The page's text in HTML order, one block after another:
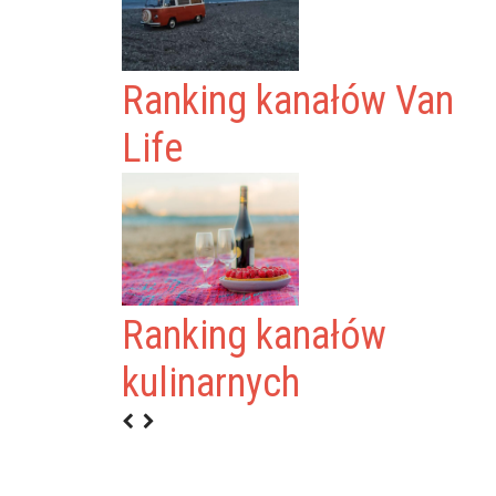
Ranking kanałów Van
Life
Ranking kanałów
kulinarnych